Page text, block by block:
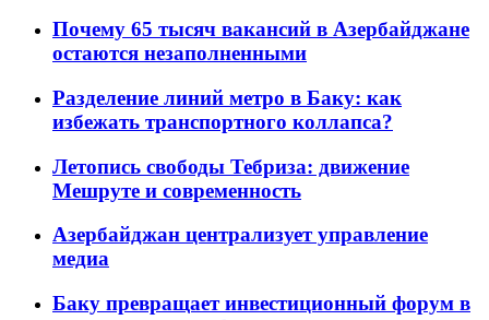
Почему 65 тысяч вакансий в Азербайджане
остаются незаполненными
Разделение линий метро в Баку: как
избежать транспортного коллапса?
Летопись свободы Тебриза: движение
Мешруте и современность
Азербайджан централизует управление
медиа
Баку превращает инвестиционный форум в